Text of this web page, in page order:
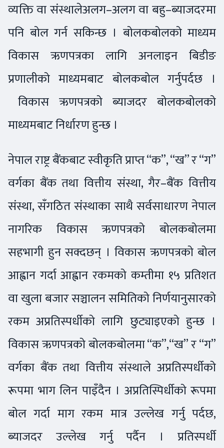
व्यक्ति वा संस्थालेअलग–अलग वा बहु–ब्याजदरमा
पनि बोल गर्न सकिन्छ । बोलकबोलको माध्यम
विकास ऋणपत्रका लागि अनलाइन बिडीङ
प्रणालीको माध्यमबाट बोलकबोल गर्नुपर्दछ ।
विकास ऋणपत्रको ब्याजदर बोलकबोलको
माध्यमबाट निर्धारण हुन्छ ।
नेपाल राष्ट्र बैंकबाट स्वीकृति प्राप्त “क”, “ख” र “ग”
वर्गका बैंक तथा वित्तीय संस्था, गैर–बैंक वित्तीय
संस्था, सँगठित संस्थाका साथै सर्वसाधारण नेपाल
नागरिक विकास ऋणपत्रको बोलकबोलमा
सहभागी हुन सक्दछन् । विकास ऋणपत्रको बोल
आह्वान गर्दा आह्वान रकमको कम्तीमा १५ प्रतिशत
वा खुला बजार सञ्चालन समितिको निर्णयानुसारको
रकम अप्रतिस्पर्धीको लागि छुट्याइएको हुन्छ ।
विकास ऋणपत्रको बोलकबोलमा “क”,“ख” र “ग”
वर्गका बैंक तथा वित्तीय संस्थाले अप्रतिस्पर्धीको
रूपमा भाग लिन पाइँदैन । अप्रतिस्पिर्धीको रूपमा
बोल गर्दा माग रकम मात्र उल्लेख गर्नु पर्दछ,
ब्याजदर उल्लेख गर्नु पर्दैन । प्रतिस्पर्धी